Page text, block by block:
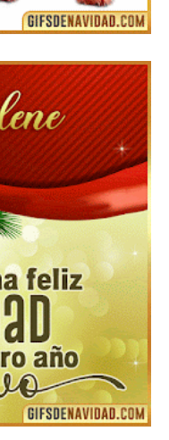
de feliz navidad